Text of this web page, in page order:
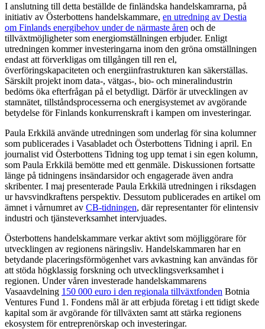
I anslutning till detta beställde de finländska handelskamrarna, på
initiativ av Österbottens handelskammare, en utredning av Destia
om Finlands energibehov under de närmaste åren och de
tillväxtmöjligheter som energiomställningen erbjuder. Enligt
utredningen kommer investeringarna inom den gröna omställningen
endast att förverkligas om tillgången till ren el,
överföringskapaciteten och energiinfrastrukturen kan säkerställas.
Särskilt projekt inom data-, vätgas-, bio- och mineralindustrin
bedöms öka efterfrågan på el betydligt. Därför är utvecklingen av
stamnätet, tillståndsprocesserna och energisystemet av avgörande
betydelse för Finlands konkurrenskraft i kampen om investeringar.
Paula Erkkilä använde utredningen som underlag för sina kolumner
som publicerades i Vasabladet och Österbottens Tidning i april. En
journalist vid Österbottens Tidning tog upp temat i sin egen kolumn,
som Paula Erkkilä bemötte med ett genmäle. Diskussionen fortsatte
länge på tidningens insändarsidor och engagerade även andra
skribenter. I maj presenterade Paula Erkkilä utredningen i riksdagen
ur havsvindkraftens perspektiv. Dessutom publicerades en artikel om
ämnet i vårnumret av CB-tidningen, där representanter för elintensiv
industri och tjänsteverksamhet intervjuades.
Österbottens handelskammare verkar aktivt som möjliggörare för
utvecklingen av regionens näringsliv. Handelskammaren har en
betydande placeringsförmögenhet vars avkastning kan användas för
att stöda högklassig forskning och utvecklingsverksamhet i
regionen. Under våren investerade handelskammarens
Vasaavdelning 150 000 euro i den regionala tillväxtfonden Botnia
Ventures Fund 1. Fondens mål är att erbjuda företag i ett tidigt skede
kapital som är avgörande för tillväxten samt att stärka regionens
ekosystem för entreprenörskap och investeringar.